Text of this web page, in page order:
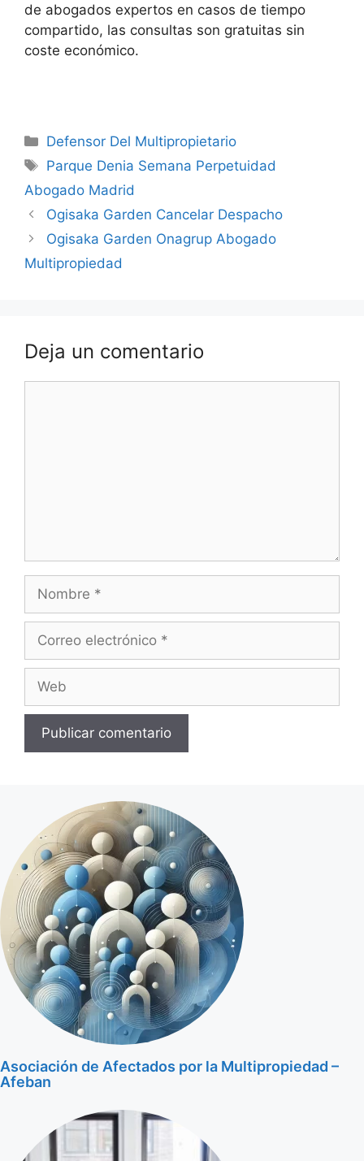
de abogados expertos en casos de tiempo
compartido, las consultas son gratuitas sin
coste económico.
Categorías
Defensor Del Multipropietario
Etiquetas
Parque Denia Semana Perpetuidad
Abogado Madrid
Ogisaka Garden Cancelar Despacho
Ogisaka Garden Onagrup Abogado
Multipropiedad
Deja un comentario
Nombre
Correo
Web
Asociación de Afectados por la Multipropiedad –
Afeban